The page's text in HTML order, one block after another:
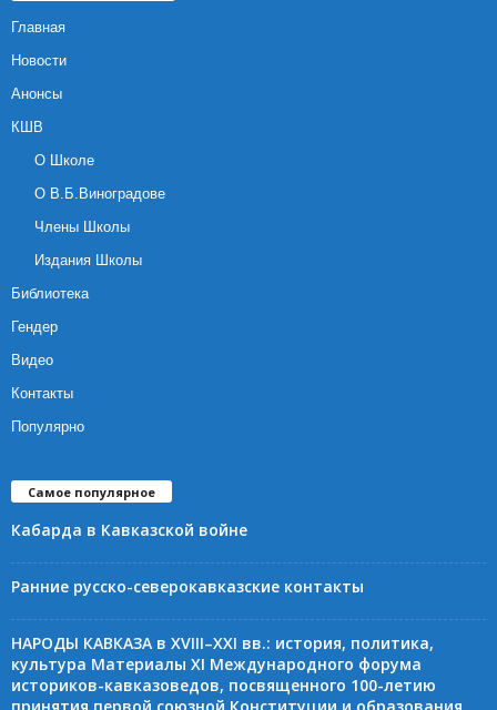
Главная
Новости
Анонсы
КШВ
О Школе
О В.Б.Виноградове
Члены Школы
Издания Школы
Библиотека
Гендер
Видео
Контакты
Популярно
Самое популярное
Кабарда в Кавказской войне
Ранние русско-северокавказские контакты
НАРОДЫ КАВКАЗА в XVIII–XXI вв.: история, политика,
культура Материалы XI Международного форума
историков-кавказоведов, посвященного 100-летию
принятия первой союзной Конституции и образования